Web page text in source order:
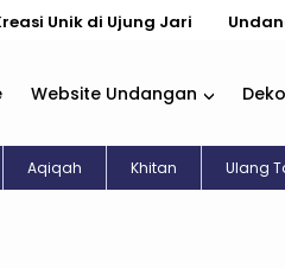
Ujung Jari Undangan
Website Undangan
Aqiqah Khitan Ulang